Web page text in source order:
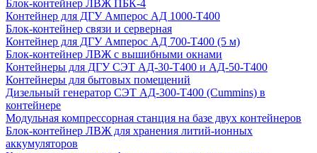
Блок-контейнер ЛВЖ ПБК-4
Контейнер для ДГУ Амперос АД 1000-Т400
Блок-контейнер связи и серверная
Контейнер для ДГУ Амперос АД 700-Т400 (5 м)
Блок-контейнер ЛВЖ с вышибными окнами
Контейнеры для ДГУ СЭТ АД-30-Т400 и АД-50-Т400
Контейнеры для бытовых помещений
Дизельный генератор СЭТ АД-300-Т400 (Cummins) в
контейнере
Модульная компрессорная станция на базе двух контейнеров
Блок-контейнер ЛВЖ для хранения литий-ионных
аккумуляторов